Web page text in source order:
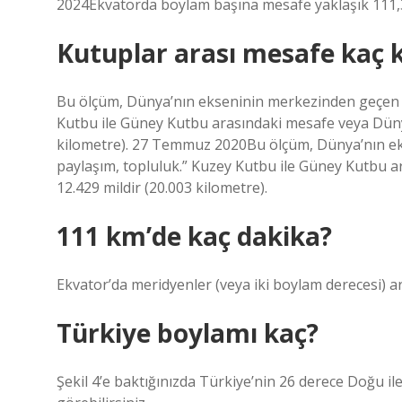
2024Ekvatorda boylam başına mesafe yaklaşık
Kutuplar arası mesafe kaç
Bu ölçüm, Dünya’nın ekseninin merkezinden
Kutbu ile Güney Kutbu arasındaki mesafe veya
kilometre). 27 Temmuz 2020Bu ölçüm,
paylaşım, topluluk.” Kuzey Kutbu ile Güney Kutbu
12.429 mildir (20.003 kilometre).
111 km’de kaç dakika?
Ekvator’da meridyenler (veya iki boylam derecesi)
Türkiye boylamı kaç?
Şekil 4’e baktığınızda Türkiye’nin 26 derece Doğu